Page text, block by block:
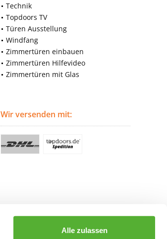
Alle zulassen
Technik
Topdoors TV
Türen Ausstellung
Windfang
Zimmertüren einbauen
Zimmertüren Hilfevideo
Zimmertüren mit Glas
Wir versenden mit: